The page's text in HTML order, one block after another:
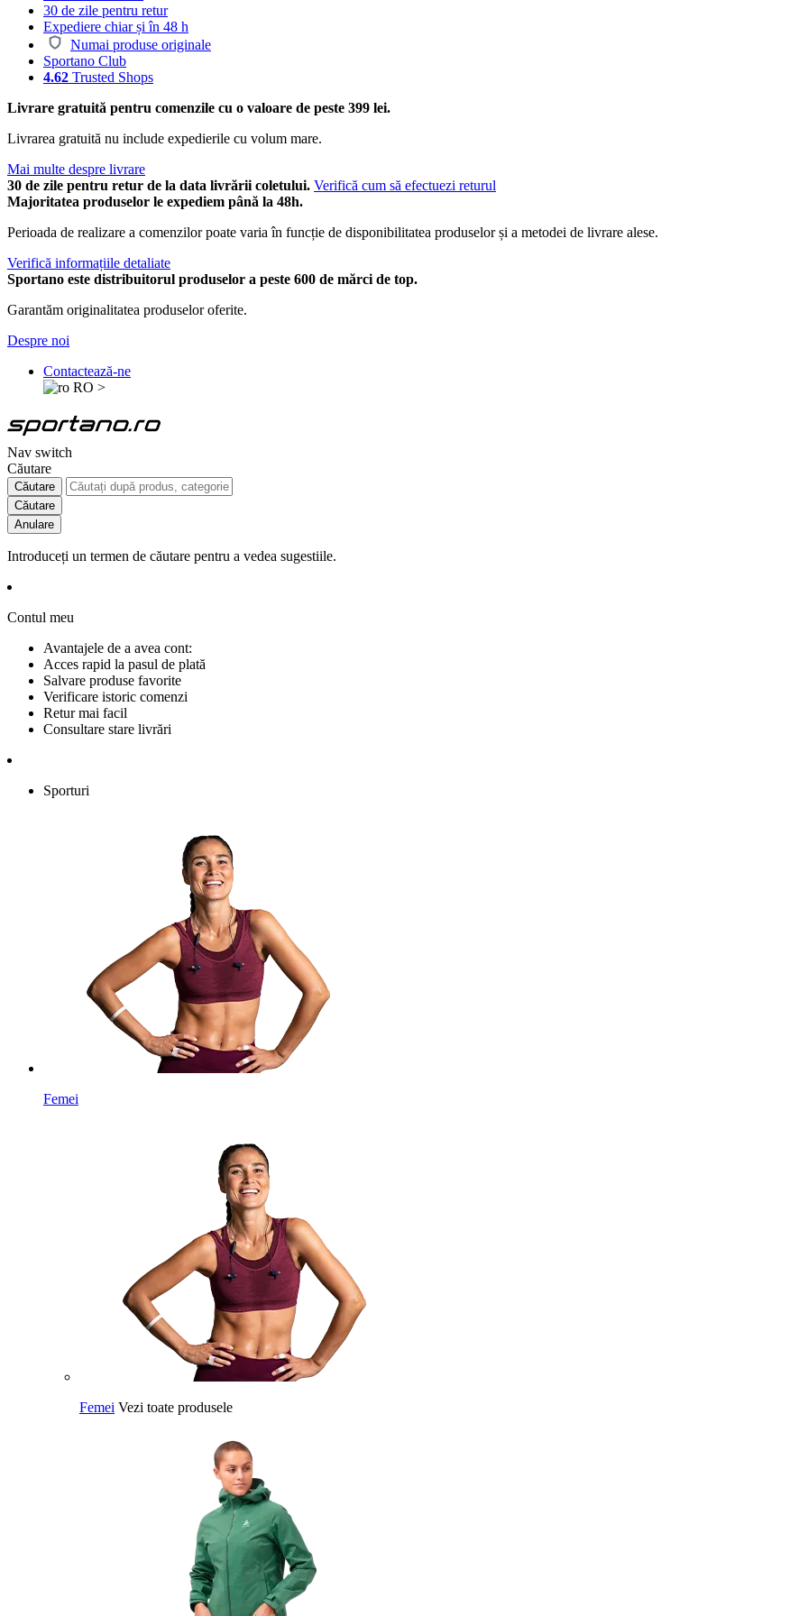
30 de zile pentru retur
Expediere chiar și în 48 h
Numai produse originale
Sportano Club
4.62 Trusted Shops
Livrare gratuită pentru comenzile cu o valoare de peste 399 lei.
Livrarea gratuită nu include expedierile cu volum mare.
Mai multe despre livrare
30 de zile pentru retur de la data livrării coletului. Verifică cum să efectuezi returul
Majoritatea produselor le expediem până la 48h.
Perioada de realizare a comenzilor poate varia în funcție de disponibilitatea produselor și a metodei de livrare alese.
Verifică informațiile detaliate
Sportano este distribuitorul produselor a peste 600 de mărci de top.
Garantăm originalitatea produselor oferite.
Despre noi
Contactează-ne
RO >
Nav switch
Căutare
Căutare
Căutare
Anulare
Introduceți un termen de căutare pentru a vedea sugestiile.
Contul meu
Avantajele de a avea cont:
Acces rapid la pasul de plată
Salvare produse favorite
Verificare istoric comenzi
Retur mai facil
Consultare stare livrări
Sporturi
Femei
Femei Vezi toate produsele